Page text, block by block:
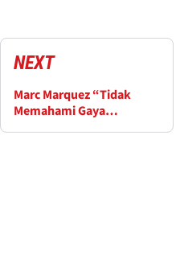
NEXT
Marc Marquez “Tidak
Memahami Gaya